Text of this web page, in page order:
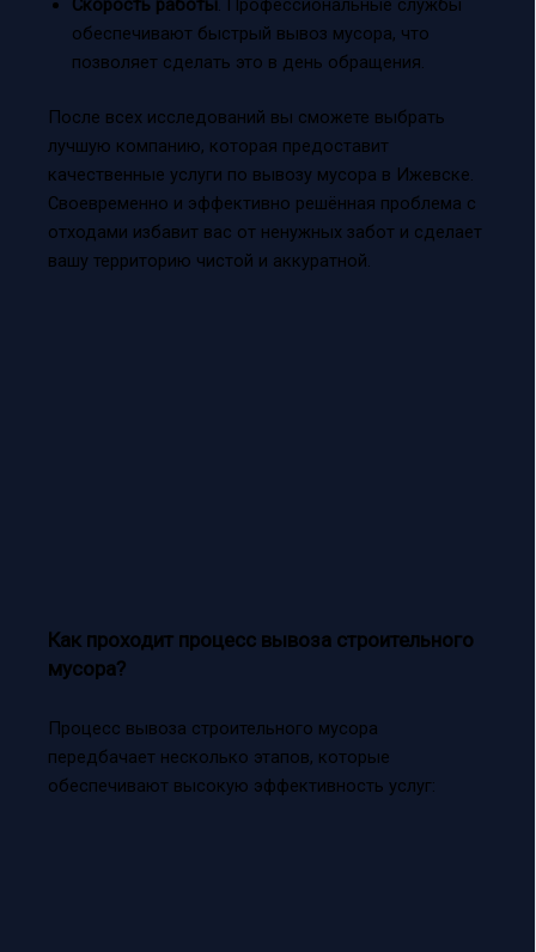
Скорость работы . Профессиональные службы
обеспечивают быстрый вывоз мусора, что
позволяет сделать это в день обращения.
После всех исследований вы сможете выбрать
лучшую компанию, которая предоставит
качественные услуги по вывозу мусора в Ижевске.
Своевременно и эффективно решённая проблема с
отходами избавит вас от ненужных забот и сделает
вашу территорию чистой и аккуратной.
Как проходит процесс вывоза строительного
мусора?
Процесс вывоза строительного мусора
передбачает несколько этапов, которые
обеспечивают высокую эффективность услуг: